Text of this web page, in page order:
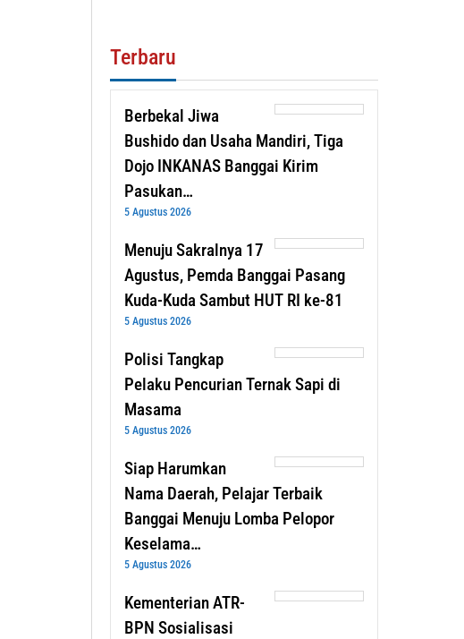
Terbaru
Berbekal Jiwa
Bushido dan Usaha Mandiri, Tiga
Dojo INKANAS Banggai Kirim
Pasukan…
5 Agustus 2026
Menuju Sakralnya 17
Agustus, Pemda Banggai Pasang
Kuda-Kuda Sambut HUT RI ke-81
5 Agustus 2026
Polisi Tangkap
Pelaku Pencurian Ternak Sapi di
Masama
5 Agustus 2026
Siap Harumkan
Nama Daerah, Pelajar Terbaik
Banggai Menuju Lomba Pelopor
Keselama…
5 Agustus 2026
Kementerian ATR-
BPN Sosialisasi